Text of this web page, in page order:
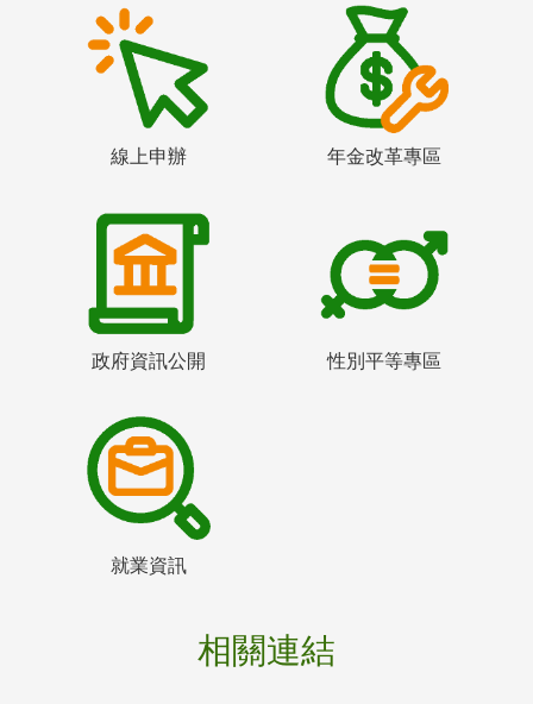
線上申辦 年金改革專區
政府資訊公開 性別平等專區
就業資訊
相關連結